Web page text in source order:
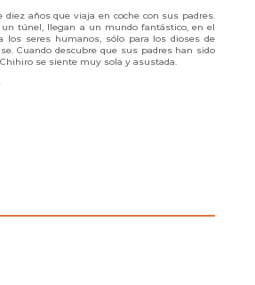
diez años que viaja en coche con sus padres.
un túnel, llegan a un mundo fantástico, en el
los seres humanos, sólo para los dioses de
Cuando descubre que sus padres han sido
se siente muy sola y asustada.